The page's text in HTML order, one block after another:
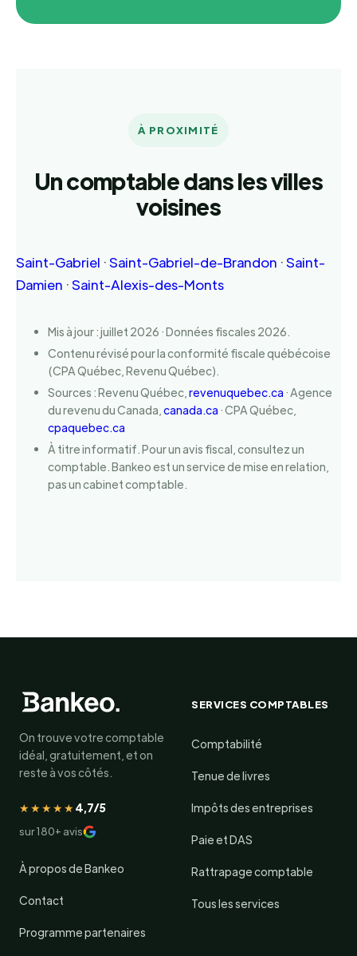
À PROXIMITÉ
Un comptable dans les villes
voisines
Saint-Gabriel ·Saint-Gabriel-de-Brandon ·Saint-
Damien ·Saint-Alexis-des-Monts
Mis à jour : juillet 2026 · Données fiscales 2026.
Contenu révisé pour la conformité fiscale québécoise
(CPA Québec, Revenu Québec).
Sources : Revenu Québec, revenuquebec.ca · Agence
du revenu du Canada, canada.ca · CPA Québec,
cpaquebec.ca
À titre informatif. Pour un avis fiscal, consultez un
comptable. Bankeo est un service de mise en relation,
pas un cabinet comptable.
On trouve votre comptable
idéal, gratuitement, et on
reste à vos côtés.
★★★★★4,7/5
sur 180+ avis
À propos de Bankeo
Contact
Programme partenaires
SERVICES COMPTABLES
Comptabilité
Tenue de livres
Impôts des entreprises
Paie et DAS
Rattrapage comptable
Tous les services